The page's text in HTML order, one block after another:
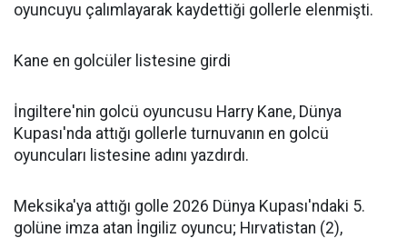
oyuncuyu çalımlayarak kaydettiği gollerle elenmişti.
Kane en golcüler listesine girdi
İngiltere'nin golcü oyuncusu Harry Kane, Dünya
Kupası'nda attığı gollerle turnuvanın en golcü
oyuncuları listesine adını yazdırdı.
Meksika'ya attığı golle 2026 Dünya Kupası'ndaki 5.
golüne imza atan İngiliz oyuncu; Hırvatistan (2),